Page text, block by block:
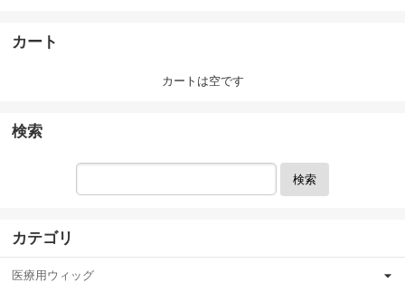
カート
カートは空です
検索
検索
カテゴリ
医療用ウィッグ